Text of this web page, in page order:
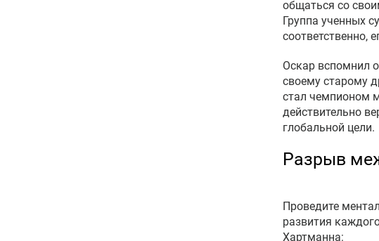
общаться со
Группа ученных
соответственно,
Оскар вспомнил
своему старому
стал чемпионом
действительно
глобальной цели.
Разрыв
Проведите
развития
Хартманна: